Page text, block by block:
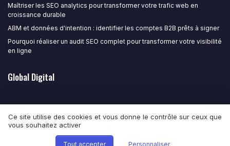
Maîtriser les SEO analytics pour transformer votre trafic web en
croissance durable
ABM et données d'intention : identifier les comptes B2B prêts à signer
Pourquoi réaliser un audit SEO complet pour transformer votre visibilité
en ligne
Global Digital
Mentions légales
© Global Digital 2026
Ce site utilise des cookies et vous donne le contrôle sur ceux que
vous souhaitez activer
Tout accepter Personnaliser